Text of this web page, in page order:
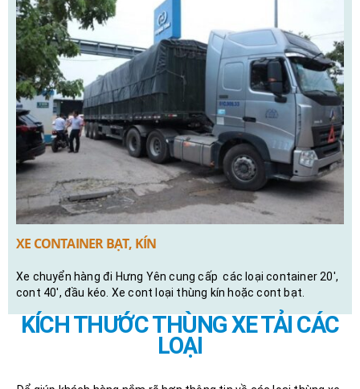
XE CONTAINER BẠT, KÍN
Xe chuyển hàng đi Hưng Yên cung cấp các loại container 20′,
cont 40′, đầu kéo. Xe cont loại thùng kín hoặc cont bạt.
KÍCH THƯỚC THÙNG XE TẢI CÁC
LOẠI